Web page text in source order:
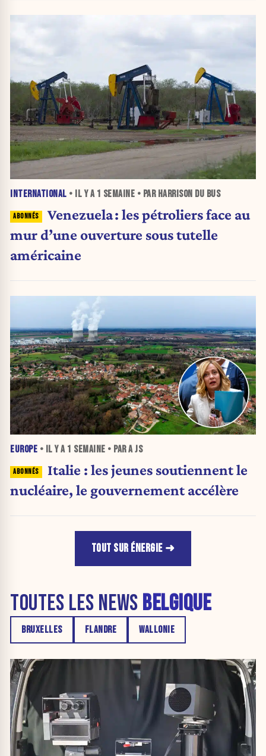
INTERNATIONAL • IL Y A 1 SEMAINE • PAR HARRISON DU BUS
Venezuela : les pétroliers face au
mur d’une ouverture sous tutelle
américaine
EUROPE • IL Y A 1 SEMAINE • PAR A JS
Italie : les jeunes soutiennent le
nucléaire, le gouvernement accélère
TOUT SUR ÉNERGIE
TOUTES LES NEWS BELGIQUE
BRUXELLES FLANDRE WALLONIE